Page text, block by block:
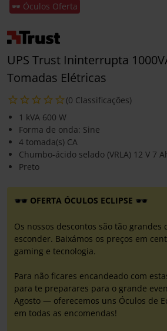
🕶️ Óculos Oferta
UPS Trust Ininterrupta
Tomadas Elétricas
(0 Classificações)
1 kVA 600 W
Forma de onda: Sine
4 tomada(s) CA
Chumbo-ácido selado (VRLA) 12 V 7
Preto
OFERTA ÓCULOS ECLIPSE
Os nossos descontos são tão grandes
esconder. Baixámos os preços em
gaming e tecnologia.
Para não ficares encandeado com
para te preparares para o grande
Agosto — oferecemos uns Óculos de
em todas as encomendas!